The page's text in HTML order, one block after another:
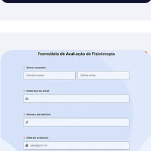
forms.app, você pode criar este
formulário gratuitamente!